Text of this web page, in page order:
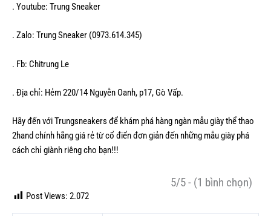
. Youtube: Trung Sneaker
. Zalo: Trung Sneaker (0973.614.345)
. Fb: Chitrung Le
. Địa chỉ: Hẻm 220/14 Nguyễn Oanh, p17, Gò Vấp.
Hãy đến với Trungsneakers để khám phá hàng ngàn mẫugiày thể thao
2hand chính hãnggiá rẻ từ cổ điển đơn giản đến những mẫu giày phá
cách chỉ giành riêng cho bạn!!!
5/5 - (1 bình chọn)
Post Views: 2.072